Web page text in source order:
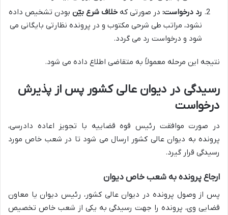
رد درخواست: در صورتی که خلاف شرع بیّن بودن تشخیص داده
نشود، مراتب طی شرحی مکتوب و در پرونده نظارتی بایگانی می
شود و درخواست رد می گردد.
نتیجه این مرحله معمولاً به متقاضی اطلاع داده می شود.
رسیدگی در دیوان عالی کشور پس از پذیرش
درخواست
در صورت موافقت رئیس قوه قضاییه با تجویز اعاده دادرسی،
پرونده به دیوان عالی کشور ارسال می شود تا در شعب خاص مورد
رسیدگی قرار گیرد.
ارجاع پرونده به شعب خاص دیوان
پس از وصول پرونده در دیوان عالی کشور، رئیس دیوان یا معاون
قضایی وی، پرونده را جهت رسیدگی به یکی از شعب خاص تخصیص